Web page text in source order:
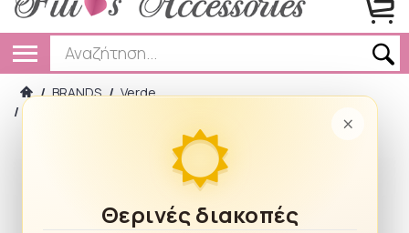
×
Θερινές διακοπές
/ BRANDS / Verde
/